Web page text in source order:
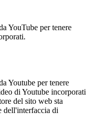
YouTube per tenere
Youtube per tenere
di Youtube incorporati
del sito web sta
dell'interfaccia di